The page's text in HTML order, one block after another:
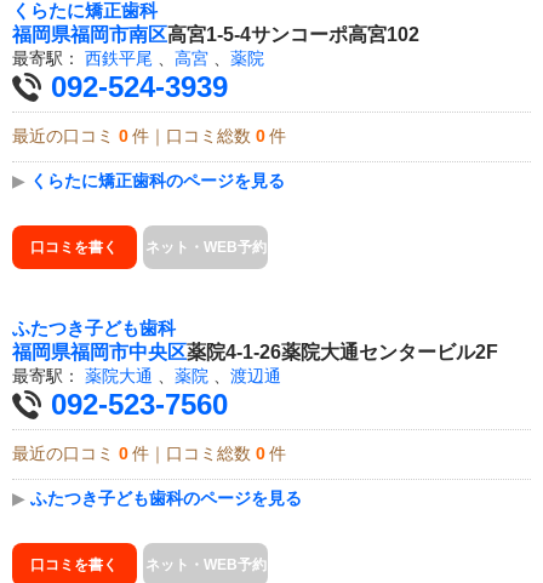
くらたに矯正歯科
福岡県福岡市南区高宮1-5-4サンコーポ高宮102
最寄駅： 西鉄平尾 高宮 薬院
092-524-3939
最近の口コミ 0 件｜口コミ総数 0 件
▶ くらたに矯正歯科のページを見る
口コミを書く ネット・WEB予約
ふたつき子ども歯科
福岡県福岡市中央区薬院4-1-26薬院大通センタービル2F
最寄駅： 薬院大通 薬院 渡辺通
092-523-7560
最近の口コミ 0 件｜口コミ総数 0 件
▶ ふたつき子ども歯科のページを見る
口コミを書く ネット・WEB予約